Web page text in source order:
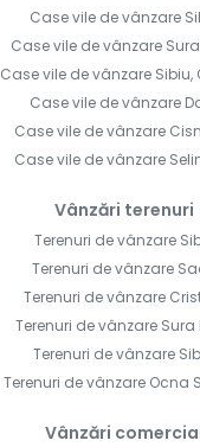
Case vile de vânzare
Case vile de vânzare
Case vile de vânzare Sibiu,
Case vile de vânzare
Case vile de vânzare
Case vile de vânzare
Vânzări terenuri
Terenuri de vânzare
Terenuri de vânzare
Terenuri de vânzare
Terenuri de vânzare Sura
Terenuri de vânzare
Terenuri de vânzare Ocna
Vânzări